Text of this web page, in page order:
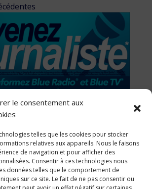
le consentement aux
telles que les cookies pour stocker
relatives aux appareils. Nous le faisons
de navigation et pour afficher des
Consentir à ces technologies nous
données telles que le comportement de
sur ce site. Le fait de ne pas consentir ou